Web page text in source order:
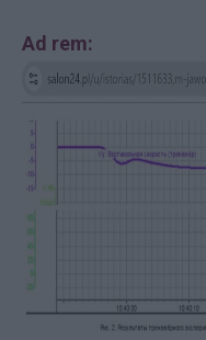
Ad rem: